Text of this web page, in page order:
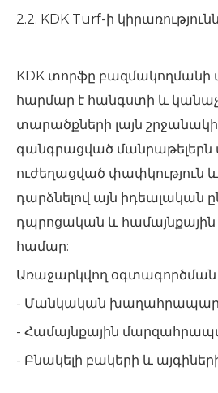
2.2. KDK Turf-ի
KDK տորֆը բազմակողմանի
հարմար է հանգստի և
տարածքների լայն
գանգրացված մանրաթելերն
ուժեղացված փափկություն
դարձնելով այն իդեալական
դպրոցական և
համար:
Առաջարկվող օգտագործման
- Մանկական
- Համայնքային
- Բնակելի բակերի և